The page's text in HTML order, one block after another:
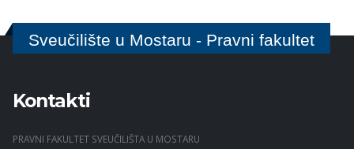
Sveučilište u Mostaru - Pravni fakultet
Kontakti
PRAVNI FAKULTET SVEUČILIŠTA U MOSTARU